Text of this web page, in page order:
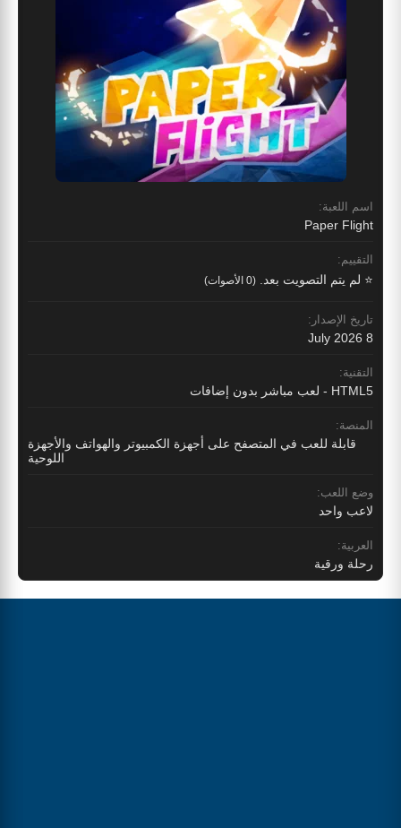
اسم اللعبة:
Paper Flight
التقييم:
⭐ لم يتم التصويت بعد. (0 الأصوات)
تاريخ الإصدار:
8 July 2026
التقنية:
HTML5 - لعب مباشر بدون إضافات
المنصة:
قابلة للعب في المتصفح على أجهزة الكمبيوتر والهواتف والأجهزة
اللوحية
وضع اللعب:
لاعب واحد
العربية:
رحلة ورقية